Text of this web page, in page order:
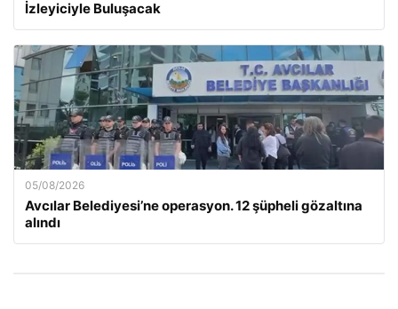
İzleyiciyle Buluşacak
05/08/2026
Avcılar Belediyesi’ne operasyon. 12 şüpheli gözaltına
alındı